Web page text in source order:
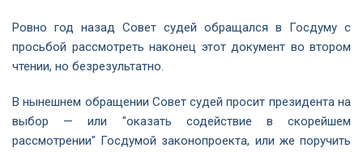
Ровно год назад Совет судей обращался в Госдуму с
просьбой рассмотреть наконец этот документ во втором
чтении, но безрезультатно.
В нынешнем обращении Совет судей просит президента на
выбор — или "оказать содействие в скорейшем
рассмотрении" Госдумой законопроекта, или же поручить